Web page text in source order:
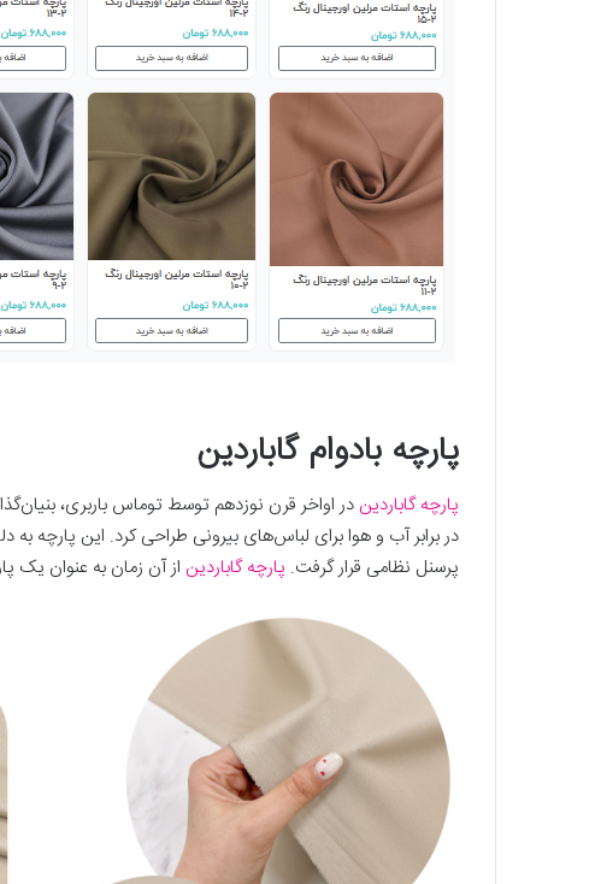
پارچه ‌بادوام گاباردین
پارچه گاباردین در اواخر قرن نوزدهم توسط توماس باربری،
در برابر آب و هوا برای لباس‌های بیرونی طراحی کرد. این پارچه به
پرسنل نظامی قرار گرفت. پارچه گاباردین از آن زمان به عنوان